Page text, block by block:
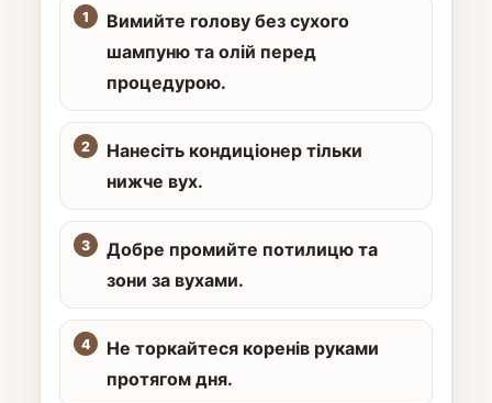
Вимийте голову без сухого
шампуню та олій перед
процедурою.
Нанесіть кондиціонер тільки
нижче вух.
Добре промийте потилицю та
зони за вухами.
Не торкайтеся коренів руками
протягом дня.